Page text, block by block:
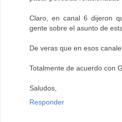
Claro, en canal 6 dijeron
gente sobre el asunto de
De veras que en esos
Totalmente de acuerdo con
Saludos,
Responder